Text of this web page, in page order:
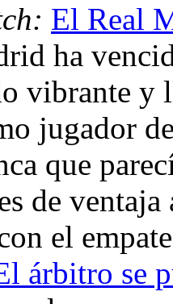
El Real
ha
vibrante y
jugador
que
de
el
árbitro se